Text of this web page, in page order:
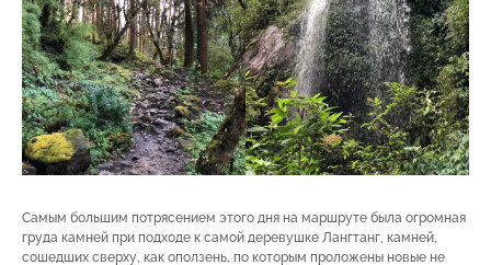
Самым большим потрясением этого дня на маршруте была огромная
груда камней при подходе к самой деревушке Лангтанг, камней,
сошедших сверху, как оползень, по которым проложены новые не